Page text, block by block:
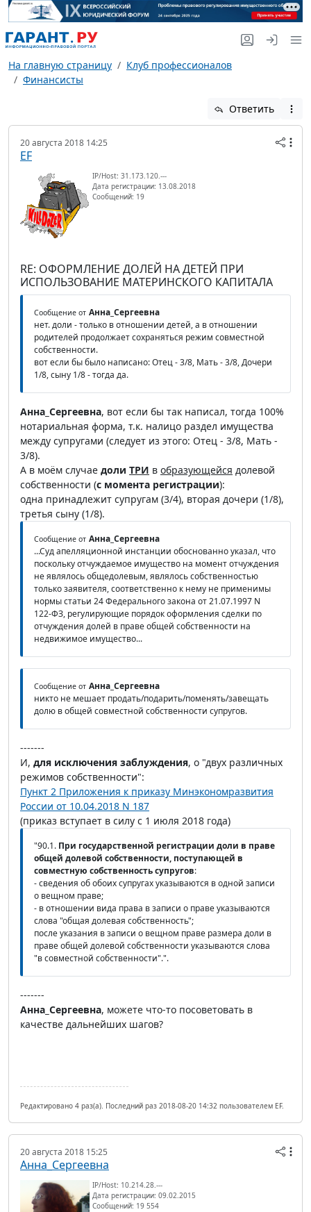
На главную страницу
Клуб профессионалов
Финансисты
Ответить
20 августа 2018 14:25
EF
IP/Host: 31.173.120.---
Дата регистрации: 13.08.2018
Сообщений: 19
RE: ОФОРМЛЕНИЕ ДОЛЕЙ НА ДЕТЕЙ ПРИ
ИСПОЛЬЗОВАНИЕ МАТЕРИНСКОГО КАПИТАЛА
Сообщение от Анна_Сергеевна
нет. доли - только в отношении детей, а в отношении
родителей продолжает сохраняться режим совместной
собственности.
вот если бы было написано: Отец - 3/8, Мать - 3/8, Дочери
1/8, сыну 1/8 - тогда да.
Анна_Сергеевна, вот если бы так написал, тогда 100%
нотариальная форма, т.к. налицо раздел имущества
между супругами (следует из этого: Отец - 3/8, Мать -
3/8).
А в моём случае доли ТРИ в образующейся долевой
собственности (с момента регистрации):
одна принадлежит супругам (3/4), вторая дочери (1/8),
третья сыну (1/8).
Сообщение от Анна_Сергеевна
...Суд апелляционной инстанции обоснованно указал, что
поскольку отчуждаемое имущество на момент отчуждения
не являлось общедолевым, являлось собственностью
только заявителя, соответственно к нему не применимы
нормы статьи 24 Федерального закона от 21.07.1997 N
122-ФЗ, регулирующие порядок оформления сделки по
отчуждения долей в праве общей собственности на
недвижимое имущество...
Сообщение от Анна_Сергеевна
никто не мешает продать/подарить/поменять/завещать
долю в общей совместной собственности супругов.
-------
И, для исключения заблуждения, о "двух различных
режимов собственности":
Пункт 2 Приложения к приказу Минэкономразвития
России от 10.04.2018 N 187
(приказ вступает в силу с 1 июля 2018 года)
"90.1. При государственной регистрации доли в праве
общей долевой собственности, поступающей в
совместную собственность супругов:
- сведения об обоих супругах указываются в одной записи
о вещном праве;
- в отношении вида права в записи о праве указываются
слова "общая долевая собственность";
после указания в записи о вещном праве размера доли в
праве общей долевой собственности указываются слова
"в совместной собственности".".
-------
Анна_Сергеевна, можете что-то посоветовать в
качестве дальнейших шагов?
Редактировано 4 раз(а). Последний раз 2018-08-20 14:32 пользователем EF.
20 августа 2018 15:25
Анна_Сергеевна
IP/Host: 10.214.28.---
Дата регистрации: 09.02.2015
Сообщений: 19 554